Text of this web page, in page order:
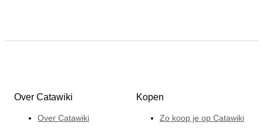
Over Catawiki
Over Catawiki
Kopen
Zo koop je op Catawiki